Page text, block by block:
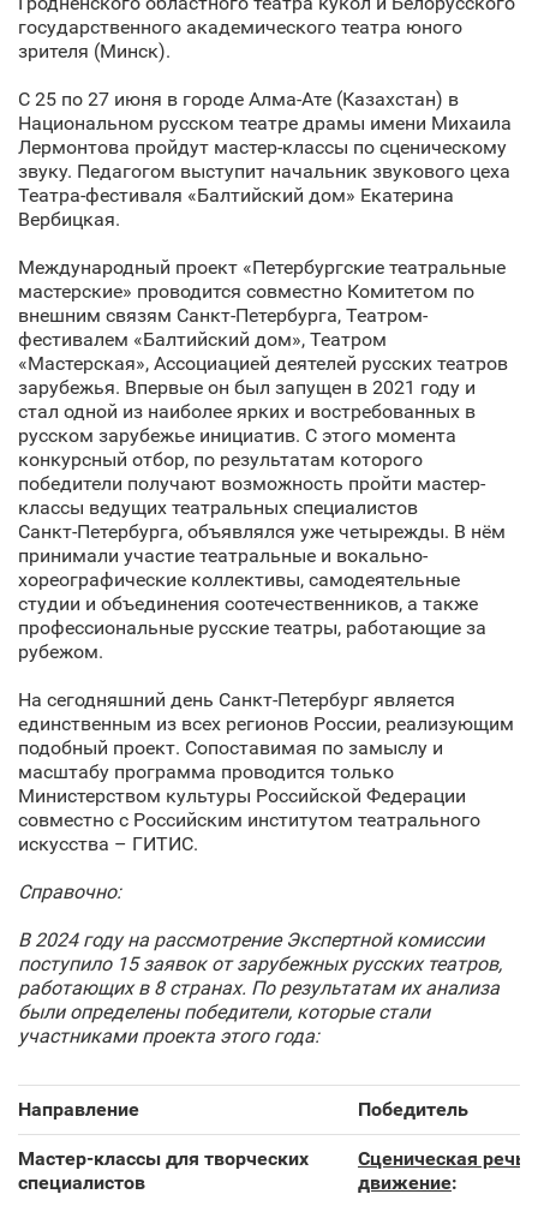
государственного академического театра юного
зрителя (Минск).
С 25 по 27 июня в городе Алма-Ате (Казахстан) в
Национальном русском театре драмы имени Михаила
Лермонтова пройдут мастер-классы по сценическому
звуку. Педагогом выступит начальник звукового цеха
Театра-фестиваля «Балтийский дом» Екатерина
Вербицкая.
Международный проект «Петербургские театральные
мастерские» проводится совместно Комитетом по
внешним связям Санкт‑Петербурга, Театром-
фестивалем «Балтийский дом», Театром
«Мастерская», Ассоциацией деятелей русских театров
зарубежья. Впервые он был запущен в 2021 году и
стал одной из наиболее ярких и востребованных в
русском зарубежье инициатив. С этого момента
конкурсный отбор, по результатам которого
победители получают возможность пройти мастер-
классы ведущих театральных специалистов
Санкт‑Петербурга, объявлялся уже четырежды. В нём
принимали участие театральные и вокально-
хореографические коллективы, самодеятельные
студии и объединения соотечественников, а также
профессиональные русские театры, работающие за
рубежом.
На сегодняшний день Санкт‑Петербург является
единственным из всех регионов России, реализующим
подобный проект. Сопоставимая по замыслу и
масштабу программа проводится только
Министерством культуры Российской Федерации
совместно с Российским институтом театрального
искусства – ГИТИС.
Справочно:
В 2024 году на рассмотрение Экспертной комиссии
поступило 15 заявок от зарубежных русских театров,
работающих в 8 странах. По результатам их анализа
были определены победители, которые стали
участниками проекта этого года:
Направление Победитель
Мастер-классы для творческих
специалистов
Сценическая речь,
движение: